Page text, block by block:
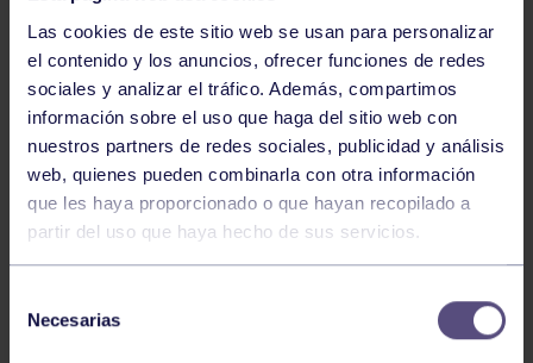
Las cookies de este sitio web se usan para personalizar
el contenido y los anuncios, ofrecer funciones de redes
sociales y analizar el tráfico. Además, compartimos
información sobre el uso que haga del sitio web con
nuestros partners de redes sociales, publicidad y análisis
web, quienes pueden combinarla con otra información
que les haya proporcionado o que hayan recopilado a
partir del uso que haya hecho de sus servicios.
Necesarias
Voleibol
CAMPEONAS DE ASTURIAS